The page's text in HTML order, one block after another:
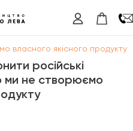
власного якісного продукту
російські
ми не створюємо